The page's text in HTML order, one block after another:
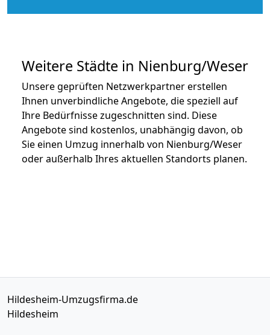
Weitere Städte in Nienburg/Weser
Unsere geprüften Netzwerkpartner erstellen
Ihnen unverbindliche Angebote, die speziell auf
Ihre Bedürfnisse zugeschnitten sind. Diese
Angebote sind kostenlos, unabhängig davon, ob
Sie einen Umzug innerhalb von Nienburg/Weser
oder außerhalb Ihres aktuellen Standorts planen.
Hildesheim-Umzugsfirma.de
Hildesheim